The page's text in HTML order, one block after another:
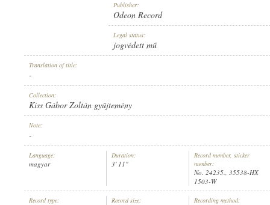
RECORD NUMBER:
Publisher:
Odeon Record
Legal status:
jogvédett mű
Translation of title:
-
Collection:
Kiss Gábor Zoltán gyűjtemény
Note:
-
Language:
magyar
Duration:
3' 11"
Record number, sticker
number:
No. 24235., 35538-HX
1503-W
Record type: Record size: Recording method: